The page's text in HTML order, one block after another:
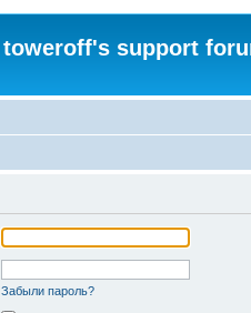
toweroff's support
Забыли пароль?